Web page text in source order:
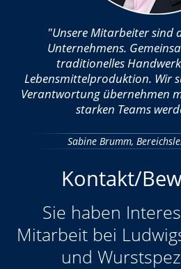
"Unsere Mitarbeiter sind
Unternehmens.
traditionelles
Lebensmittelproduktion. Wir
Verantwortung übernehmen
starken Teams
Sabine Brumm,
Kontakt/
Sie haben
Mitarbeit bei
und